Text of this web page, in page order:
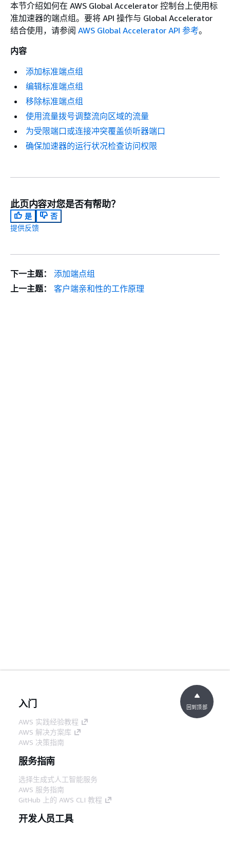
本节介绍如何在 AWS Global Accelerator 控制台上使用标
准加速器的端点组。要将 API 操作与 Global Accelerator
结合使用，请参阅 AWS Global Accelerator API 参考。
内容
添加标准端点组
编辑标准端点组
移除标准端点组
使用流量拨号调整流向区域的流量
为受限端口或连接冲突覆盖侦听器端口
确保加速器的运行状况检查访问权限
此页内容对您是否有帮助？
是
否
提供反馈
下一主题：
添加端点组
上一主题：
客户端亲和性的工作原理
入门
AWS 实践经验教程
AWS 解决方案库
AWS 决策指南
服务指南
选择生成式人工智能服务
AWS 服务指南
GitHub 上的 AWS CLI 教程
开发人员工具
回到顶部